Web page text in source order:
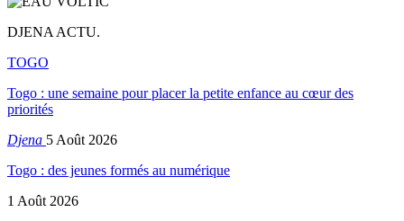
DJENA ACTU.
TOGO
Togo : une semaine pour placer la petite enfance au cœur des
priorités
Djena 5 Août 2026
Togo : des jeunes formés au numérique
1 Août 2026